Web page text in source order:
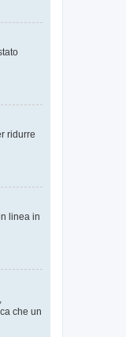
ridurre
linea in
che un